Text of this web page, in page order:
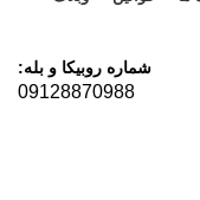
شماره روبیکا و بله:
09128870988